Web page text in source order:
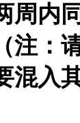
周内
注：
混入